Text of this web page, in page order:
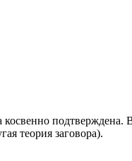
косвенно
теория заговора).